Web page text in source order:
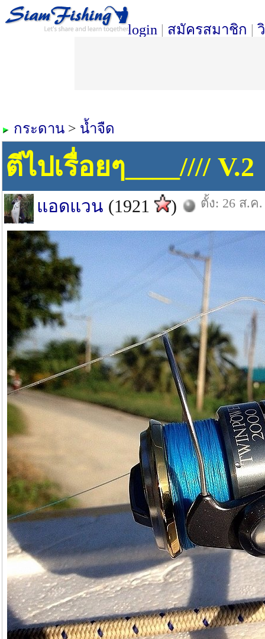
login | สมัครสมาชิก |
กระดาน > น้ำจืด
ตีไปเรื่อยๆ____//// V.2
แอดแวน (1921 ) ตั้ง: 26 ส.ค.